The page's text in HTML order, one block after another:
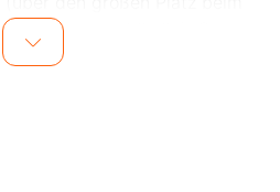
Schwarzwaldhalle). Ganz
Bei den Besucher-